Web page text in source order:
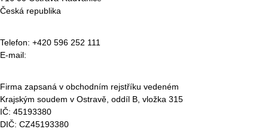
Česká republika
Telefon: +420 596 252 111
E-mail:
Firma zapsaná v obchodním rejstříku vedeném
Krajským soudem v Ostravě, oddíl B, vložka 315
IČ: 45193380
DIČ: CZ45193380